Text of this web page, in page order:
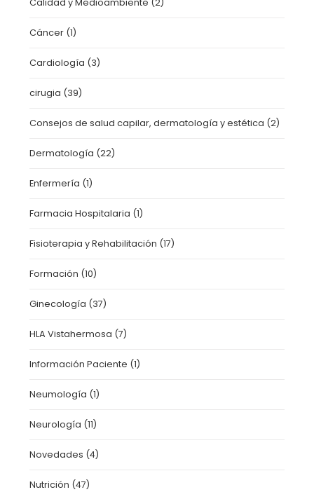
Calidad y Medioambiente (2)
Cáncer (1)
Cardiología (3)
cirugia (39)
Consejos de salud capilar, dermatología y estética (2)
Dermatología (22)
Enfermería (1)
Farmacia Hospitalaria (1)
Fisioterapia y Rehabilitación (17)
Formación (10)
Ginecología (37)
HLA Vistahermosa (7)
Información Paciente (1)
Neumología (1)
Neurología (11)
Novedades (4)
Nutrición (47)